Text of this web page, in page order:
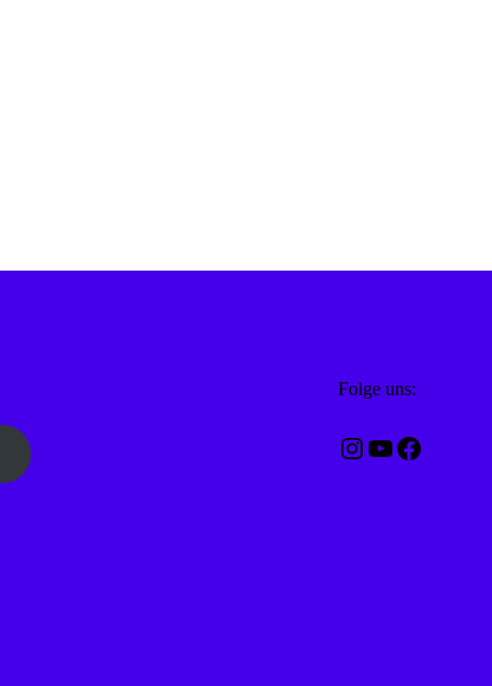
Folge uns:
Instagram YouTube Facebook